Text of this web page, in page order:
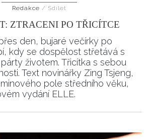
Redakce / Sdílet
ZTRACENI PO TŘICÍTCE
den, bujaré večírky po
kdy se dospělost střetává s
životem. Třicítka s sebou
Text novinářky Zing Tsjeng,
pole středního věku,
vydání ELLE.